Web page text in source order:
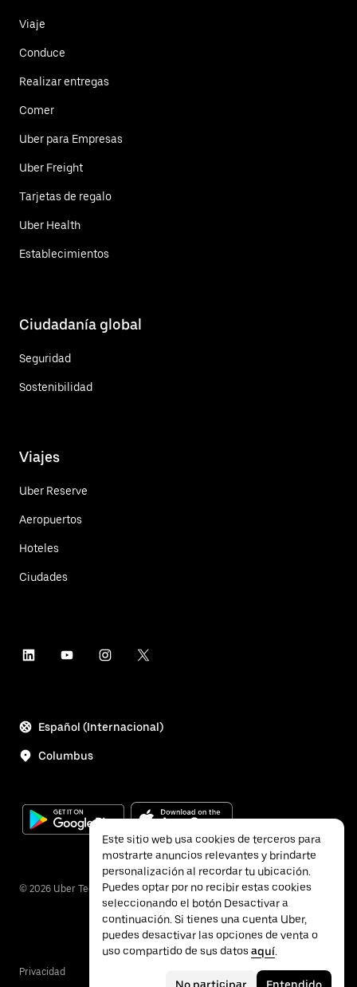
Viaje
Conduce
Realizar entregas
Comer
Uber para Empresas
Uber Freight
Tarjetas de regalo
Uber Health
Establecimientos
Ciudadanía global
Seguridad
Sostenibilidad
Viajes
Uber Reserve
Aeropuertos
Hoteles
Ciudades
Español (Internacional)
Columbus
© 2026 Uber Technologies, Inc.
Privacidad
Este sitio web usa cookies de terceros para
mostrarte anuncios relevantes y brindarte
personalización al recordar tu ubicación.
Puedes optar por no recibir estas cookies
seleccionando el botón Desactivar a
continuación. Si tienes una cuenta Uber,
puedes desactivar las opciones de venta o
uso compartido de sus datos aquí.